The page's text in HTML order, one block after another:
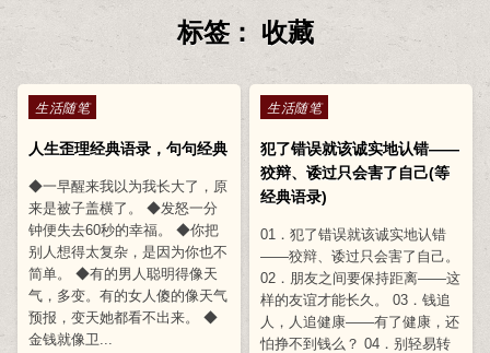
标签： 收藏
Posted in
生活随笔
人生歪理经典语录，句句经典
◆一早醒来我以为我长大了，原
来是被子盖横了。 ◆发怒一分
钟便失去60秒的幸福。 ◆你把
别人想得太复杂，是因为你也不
简单。 ◆有的男人聪明得像天
气，多变。有的女人傻的像天气
预报，变天她都看不出来。 ◆
金钱就像卫...
Posted in
生活随笔
犯了错误就该诚实地认错——
狡辩、诿过只会害了自己(等
经典语录)
01．犯了错误就该诚实地认错
——狡辩、诿过只会害了自己。
02．朋友之间要保持距离——这
样的友谊才能长久。 03．钱追
人，人追健康——有了健康，还
怕挣不到钱么？ 04．别轻易转